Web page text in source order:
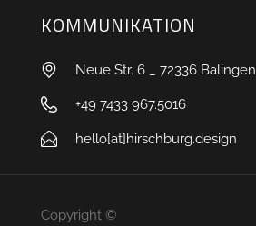
KOMMUNIKATION
Neue Str. 6 _ 72336 Balingen
+49 7433 967.5016
hello[at]hirschburg.design
Copyright ©